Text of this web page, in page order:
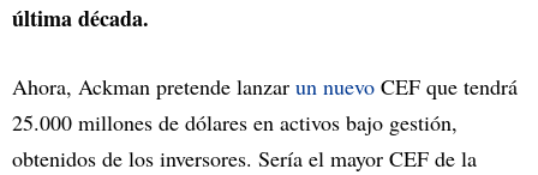
última década.
Ahora, Ackman pretende lanzar un nuevo CEF que tendrá
25.000 millones de dólares en activos bajo gestión,
obtenidos de los inversores. Sería el mayor CEF de la